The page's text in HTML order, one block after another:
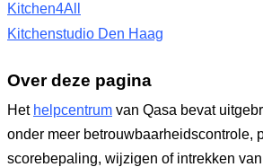
Kitchen4All
Kitchenstudio Den Haag
Over deze pagina
Het helpcentrum van Qasa bevat
onder meer betrouwbaarheidscontrole,
scorebepaling, wijzigen of intrekken